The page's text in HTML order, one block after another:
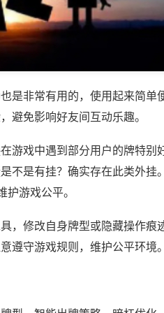
是非常有用的，使用起来简单
避免影响好友间互动乐趣。
游戏中遇到部分用户的牌特别
不是有挂？确实存在此类外挂
游戏公平。
，修改自身牌型或隐藏操作痕
遵守游戏规则，维护公平环境